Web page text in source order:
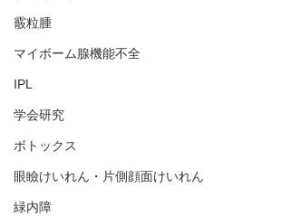
霰粒腫
マイボーム腺機能不全
IPL
学会研究
ボトックス
眼瞼けいれん・片側顔面けいれん
緑内障